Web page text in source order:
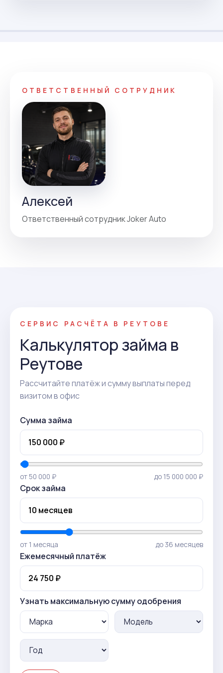
ОТВЕТСТВЕННЫЙ СОТРУДНИК
Алексей
Ответственный сотрудник Joker Auto
СЕРВИС РАСЧЁТА В РЕУТОВЕ
Калькулятор займа в
Реутове
Рассчитайте платёж и сумму выплаты перед
визитом в офис
Сумма займа
от 50 000 ₽ до 15 000 000 ₽
Срок займа
от 1 месяца до 36 месяцев
Ежемесячный платёж
Узнать максимальную сумму одобрения